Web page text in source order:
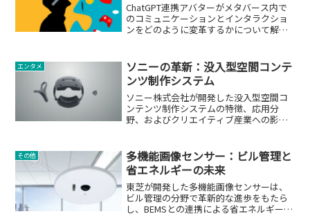
ChatGPT連携アバターがメタバース内で
のコミュニケーションとインタラクショ
ンをどのように変革するかについて解説
エンタメ
ソニーの革新：没入型空間コンテ
ンツ制作システム
ソニー株式会社が開発した没入型空間コ
ンテンツ制作システムの特徴、応用分
野、およびクリエイティブ産業への影響
その他
多機能画像センサー：ビル管理と
省エネルギーの未来
東芝が開発した多機能画像センサーは、
ビル管理の分野で革新的な進歩をもたら
し、BEMSとの連携による省エネルギーの